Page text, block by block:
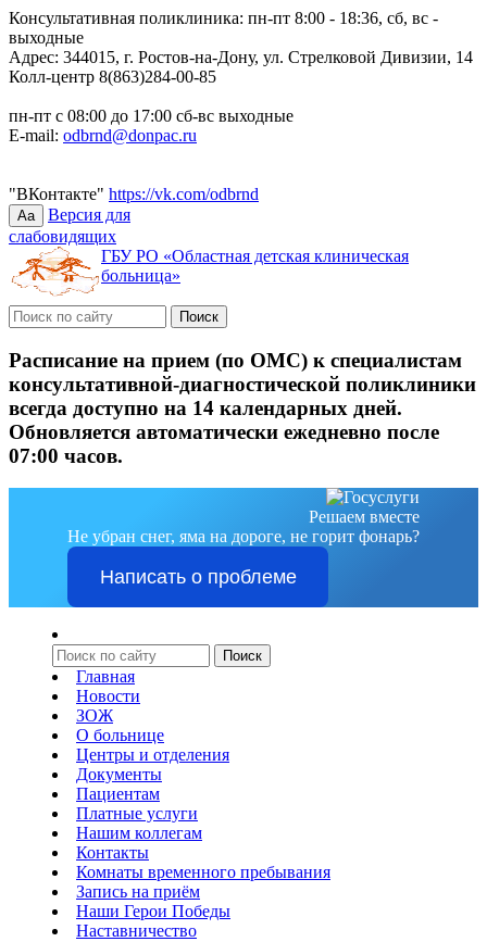
Консультативная поликлиника: пн-пт 8:00 - 18:36, сб, вс -
выходные
Адрес: 344015, г. Ростов-на-Дону, ул. Стрелковой Дивизии, 14
Колл-центр 8(863)284-00-85
пн-пт с 08:00 до 17:00 сб-вс выходные
E-mail: odbrnd@donpac.ru
"ВКонтакте" https://vk.com/odbrnd
Aa
Версия для
слабовидящих
ГБУ РО «Областная детская клиническая
больница»
Расписание на прием (по ОМС) к специалистам
консультативной-диагностической поликлиники
всегда доступно на 14 календарных дней.
Обновляется автоматически ежедневно после
07:00 часов.
Решаем вместе
Не убран снег, яма на дороге, не горит фонарь?
Написать о проблеме
Главная
Новости
ЗОЖ
О больнице
Центры и отделения
Документы
Пациентам
Платные услуги
Нашим коллегам
Контакты
Комнаты временного пребывания
Запись на приём
Наши Герои Победы
Наставничество